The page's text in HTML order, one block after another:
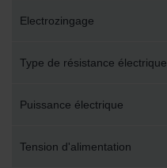
Electrozingage
Type de résistance électrique
Puissance électrique
Tension d'alimentation